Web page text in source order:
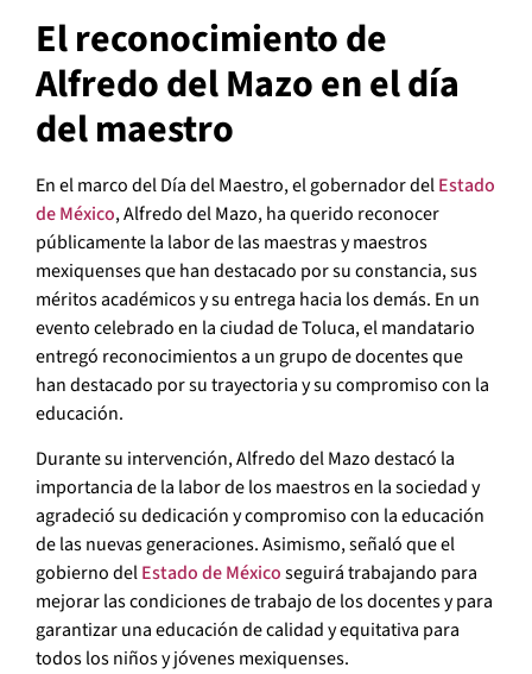
El reconocimiento de
Alfredo del Mazo en el día
del maestro
En el marco del Día del Maestro, el gobernador delEstado
de México, Alfredo del Mazo, ha querido reconocer
públicamente la labor de las maestras y maestros
mexiquenses que han destacado por su constancia, sus
méritos académicos y su entrega hacia los demás. En un
evento celebrado en la ciudad de Toluca, el mandatario
entregó reconocimientos a un grupo de docentes que
han destacado por su trayectoria y su compromiso con la
educación.
Durante su intervención, Alfredo del Mazo destacó la
importancia de la labor de los maestros en la sociedad y
agradeció su dedicación y compromiso con la educación
de las nuevas generaciones. Asimismo, señaló que el
gobierno delEstado de Méxicoseguirá trabajando para
mejorar las condiciones de trabajo de los docentes y para
garantizar una educación de calidad y equitativa para
todos los niños y jóvenes mexiquenses.